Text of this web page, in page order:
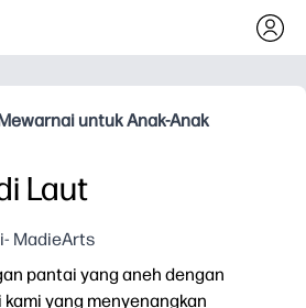
untuk Anak-Anak
Laut
MadieArts
pantai yang aneh dengan
yang menyenangkan